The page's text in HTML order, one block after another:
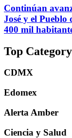
Continúan
José y el Pueblo
400 mil
Top Category
CDMX
Edomex
Alerta Amber
Ciencia y Salud